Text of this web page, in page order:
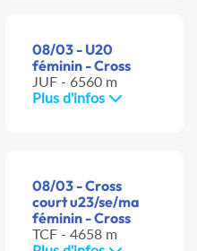
08/03 - U20
féminin - Cross
JUF - 6560 m
Plus d'infos
08/03 - Cross
court u23/se/ma
féminin - Cross
TCF - 4658 m